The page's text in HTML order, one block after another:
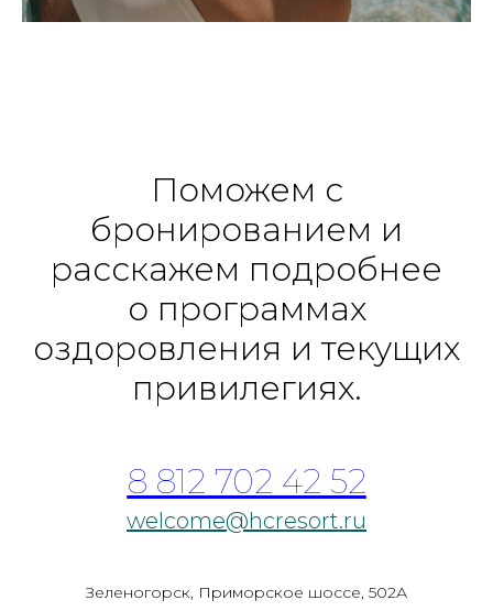
Поможем с
бронированием и
расскажем подробнее
о программах
оздоровления и текущих
привилегиях.
8 812 702 42 52
welcome@hcresort.ru
Зеленогорск, Приморское шоссе, 502А